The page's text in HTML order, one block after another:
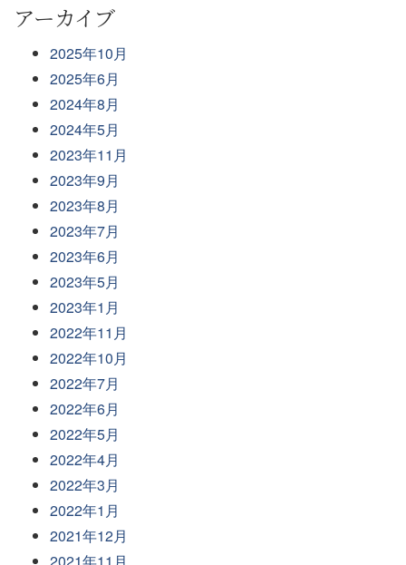
アーカイブ
2025年10月
2025年6月
2024年8月
2024年5月
2023年11月
2023年9月
2023年8月
2023年7月
2023年6月
2023年5月
2023年1月
2022年11月
2022年10月
2022年7月
2022年6月
2022年5月
2022年4月
2022年3月
2022年1月
2021年12月
2021年11月